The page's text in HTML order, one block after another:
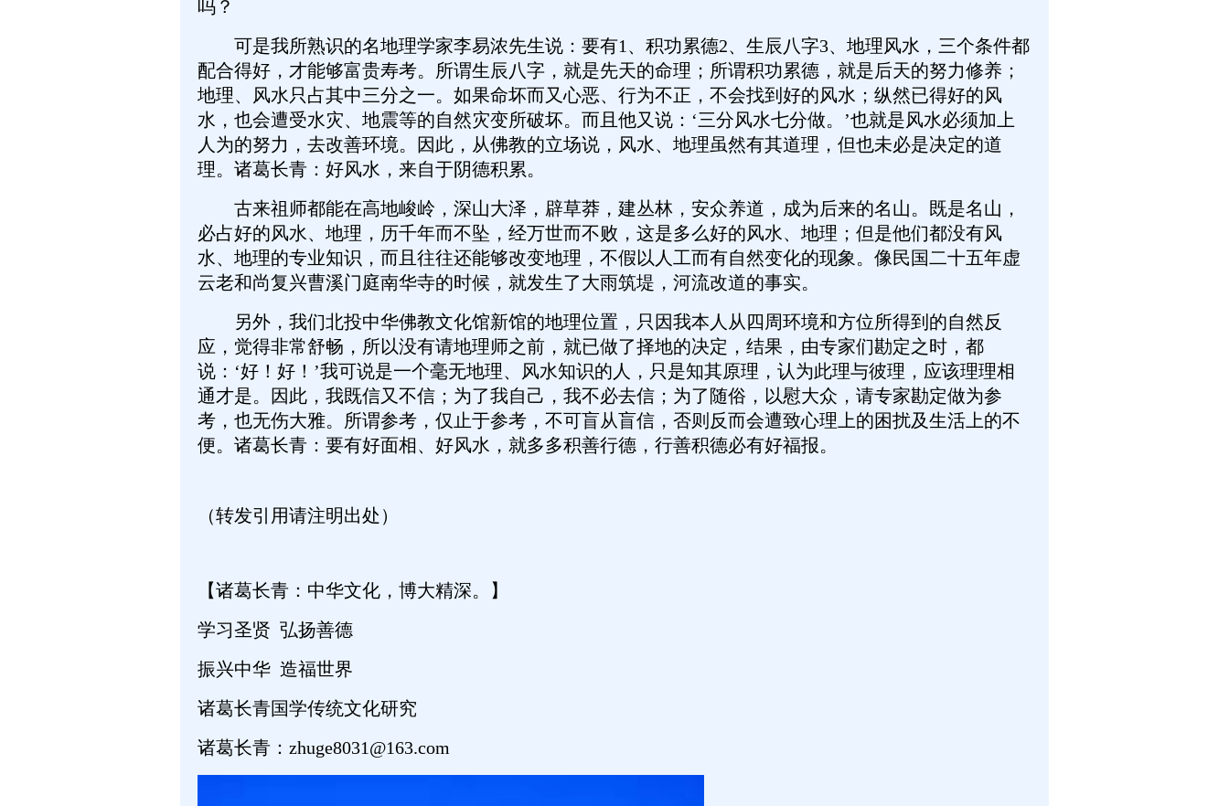
吗？
可是我所熟识的名地理学家李易浓先生说：要有1、积功累德2、生辰八字3、地理风水，三个条件都
配合得好，才能够富贵寿考。所谓生辰八字，就是先天的命理；所谓积功累德，就是后天的努力修养；
地理、风水只占其中三分之一。如果命坏而又心恶、行为不正，不会找到好的风水；纵然已得好的风
水，也会遭受水灾、地震等的自然灾变所破坏。而且他又说：‘三分风水七分做。’也就是风水必须加上
人为的努力，去改善环境。因此，从佛教的立场说，风水、地理虽然有其道理，但也未必是决定的道
理。诸葛长青：好风水，来自于阴德积累。
古来祖师都能在高地峻岭，深山大泽，辟草莽，建丛林，安众养道，成为后来的名山。既是名山，
必占好的风水、地理，历千年而不坠，经万世而不败，这是多么好的风水、地理；但是他们都没有风
水、地理的专业知识，而且往往还能够改变地理，不假以人工而有自然变化的现象。像民国二十五年虚
云老和尚复兴曹溪门庭南华寺的时候，就发生了大雨筑堤，河流改道的事实。
另外，我们北投中华佛教文化馆新馆的地理位置，只因我本人从四周环境和方位所得到的自然反
应，觉得非常舒畅，所以没有请地理师之前，就已做了择地的决定，结果，由专家们勘定之时，都
说：‘好！好！’我可说是一个毫无地理、风水知识的人，只是知其原理，认为此理与彼理，应该理理相
通才是。因此，我既信又不信；为了我自己，我不必去信；为了随俗，以慰大众，请专家勘定做为参
考，也无伤大雅。所谓参考，仅止于参考，不可盲从盲信，否则反而会遭致心理上的困扰及生活上的不
便。诸葛长青：要有好面相、好风水，就多多积善行德，行善积德必有好福报。
（转发引用请注明出处）
【诸葛长青：中华文化，博大精深。】
学习圣贤 弘扬善德
振兴中华 造福世界
诸葛长青国学传统文化研究
诸葛长青：zhuge8031@163.com